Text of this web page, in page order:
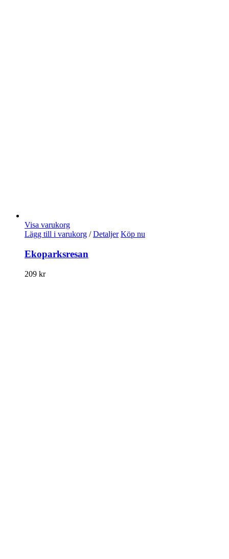
Visa varukorg
Lägg till i varukorg / Detaljer Köp nu
Ekoparksresan
209 kr